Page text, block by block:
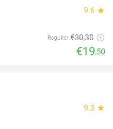
9.6 star
Regulier €30,30
€19,50
9.3 star